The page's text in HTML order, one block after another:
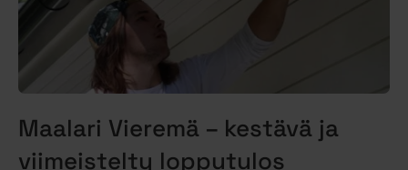
Maalari Vieremä – kestävä ja
viimeistelty lopputulos